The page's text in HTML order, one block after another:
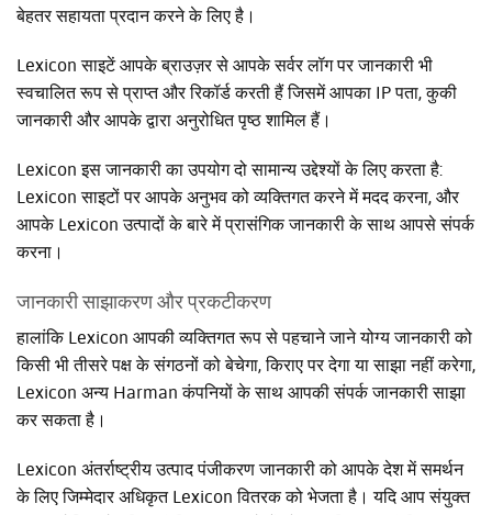
बेहतर सहायता प्रदान करने के लिए है।
Lexicon साइटें आपके ब्राउज़र से आपके सर्वर लॉग पर जानकारी भी
स्वचालित रूप से प्राप्त और रिकॉर्ड करती हैं जिसमें आपका IP पता, कुकी
जानकारी और आपके द्वारा अनुरोधित पृष्ठ शामिल हैं।
Lexicon इस जानकारी का उपयोग दो सामान्य उद्देश्यों के लिए करता है:
Lexicon साइटों पर आपके अनुभव को व्यक्तिगत करने में मदद करना, और
आपके Lexicon उत्पादों के बारे में प्रासंगिक जानकारी के साथ आपसे संपर्क
करना।
जानकारी साझाकरण और प्रकटीकरण
हालांकि Lexicon आपकी व्यक्तिगत रूप से पहचाने जाने योग्य जानकारी को
किसी भी तीसरे पक्ष के संगठनों को बेचेगा, किराए पर देगा या साझा नहीं करेगा,
Lexicon अन्य Harman कंपनियों के साथ आपकी संपर्क जानकारी साझा
कर सकता है।
Lexicon अंतर्राष्ट्रीय उत्पाद पंजीकरण जानकारी को आपके देश में समर्थन
के लिए जिम्मेदार अधिकृत Lexicon वितरक को भेजता है। यदि आप संयुक्त